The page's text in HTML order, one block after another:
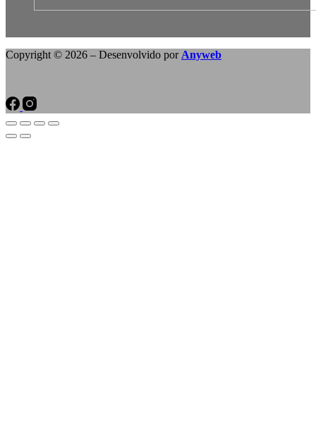
Copyright © 2026 – Desenvolvido por Anyweb